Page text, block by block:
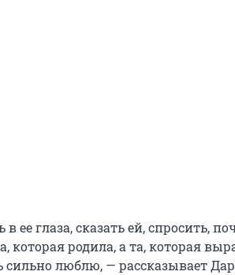
ее глаза, сказать ей, спросить,
которая родила, а та, которая
люблю, — рассказывает